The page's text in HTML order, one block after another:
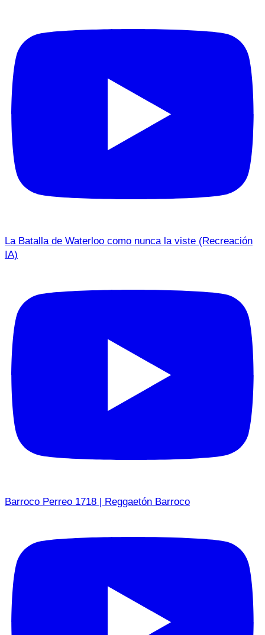
La Batalla de Waterloo como nunca la viste (Recreación
IA)
Barroco Perreo 1718 | Reggaetón Barroco